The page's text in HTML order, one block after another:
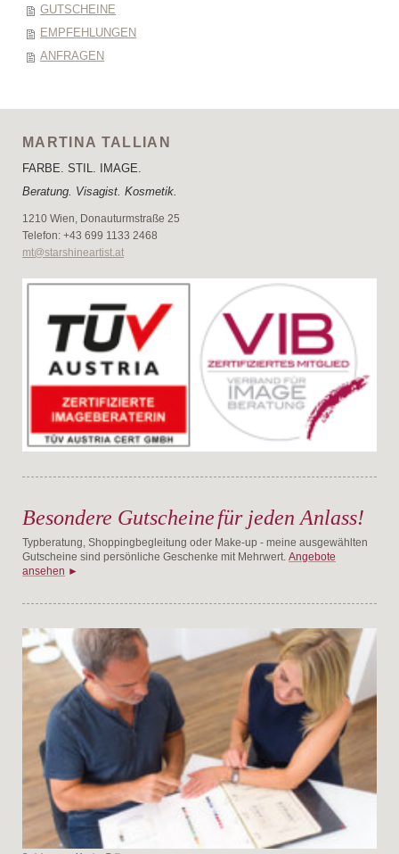
GUTSCHEINE
EMPFEHLUNGEN
ANFRAGEN
MARTINA TALLIAN
FARBE. STIL. IMAGE.
Beratung. Visagist. Kosmetik.
1210 Wien, Donauturmstraße 25
Telefon: +43 699 1133 2468
mt@starshineartist.at
Besondere Gutscheinefür jeden Anlass!
Typberatung, Shoppingbegleitung oder Make-up - meine ausgewählten
Gutscheine sind persönliche Geschenke mit Mehrwert. Angebote
ansehen ►